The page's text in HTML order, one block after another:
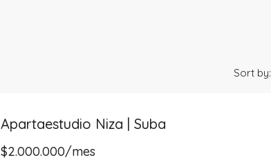
Sort by:
Apartaestudio Niza | Suba
$2.000.000/mes